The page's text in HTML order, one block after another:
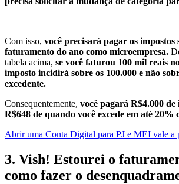
Com isso, você precisará pagar os impostos
faturamento do ano como microempresa.
tabela acima, se você faturou 100 mil reais
imposto incidirá sobre os 100.000 e não
excedente.
Consequentemente, você pagará R$4.000 de
R$648 de quando você excede em até
Abrir uma Conta Digital para PJ e MEI vale a
3. Vish! Estourei o
como fazer o